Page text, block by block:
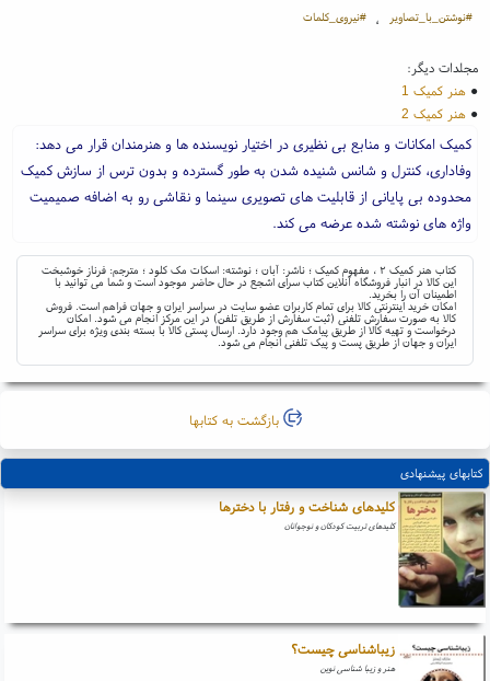
#نوشتن_با_تصاویر ، #نیروی_کلمات
مجلدات دیگر:
●هنر کمیک 1
●هنر کمیک 2
کمیک امکانات و منابع بی نظیری در اختیار نویسنده ها و هنرمندان قرار می دهد:
وفاداری، کنترل و شانس شنیده شدن به طور گسترده و بدون ترس از سازش کمیک
محدوده بی پایانی از قابلیت های تصویری سینما و نقاشی رو به اضافه صمیمیت
واژه های نوشته شده عرضه می کند.
کتاب هنر کمیک ۲ ، مفهوم کمیک ؛ ناشر: آبان ؛ نوشته: اسکات مک کلود ؛ مترجم: فرناز خوشبخت
این کالا در انبار فروشگاه آنلاین کتاب سرای اشجع در حال حاضر موجود است و شما می توانید با
اطمینان آن را بخرید.
امکان خرید اینترنتی کالا برای تمام کاربران عضو سایت در سراسر ایران و جهان فراهم است. فروش
کالا به صورت سفارش تلفنی (ثبت سفارش از طریق تلفن) در این مرکز انجام می شود. امکان
درخواست و تهیه کالا از طریق پیامک هم وجود دارد. ارسال پستی کالا با بسته بندی ویژه برای سراسر
ایران و جهان از طریق پست و پیک تلفنی انجام می شود.
بازگشت به کتابها
کتابهای پیشنهادی
کلیدهای شناخت و رفتار با دخترها
کلیدهای تربیت کودکان و نوجوانان
زیباشناسی چیست؟
هنر و زیبا شناسی نوین